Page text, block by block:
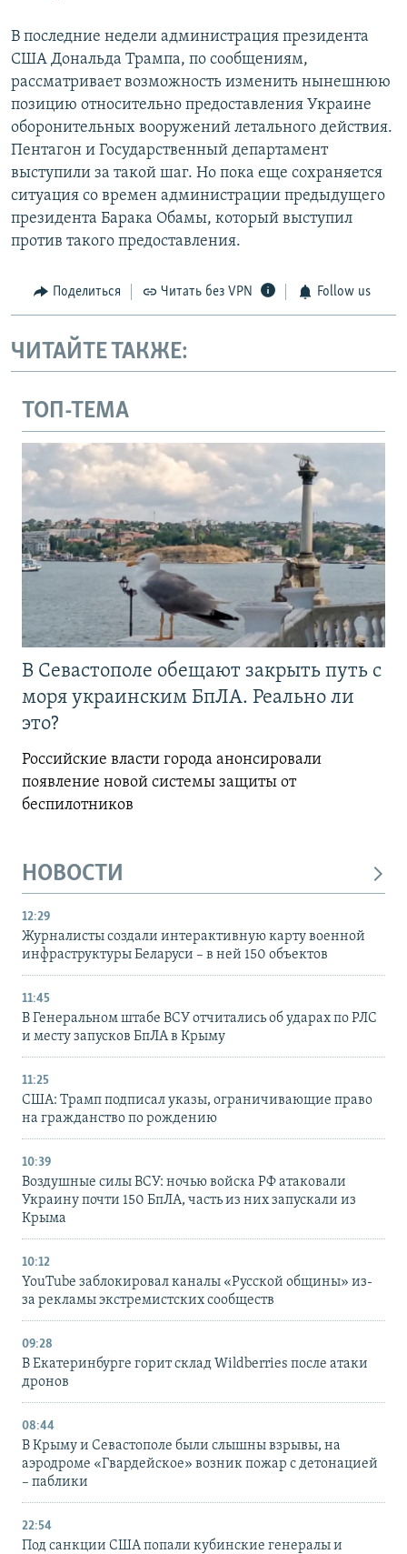
В последние недели администрация президента
США Дональда Трампа, по сообщениям,
рассматривает возможность изменить нынешнюю
позицию относительно предоставления Украине
оборонительных вооружений летального действия.
Пентагон и Государственный департамент
выступили за такой шаг. Но пока еще сохраняется
ситуация со времен администрации предыдущего
президента Барака Обамы, который выступил
против такого предоставления.
Поделиться Читать без VPN Follow us
ЧИТАЙТЕ ТАКЖЕ:
ТОП-ТЕМА
В Севастополе обещают закрыть путь с
моря украинским БпЛА. Реально ли
это?
Российские власти города анонсировали
появление новой системы защиты от
беспилотников
НОВОСТИ
12:29
Журналисты создали интерактивную карту военной
инфраструктуры Беларуси – в ней 150 объектов
11:45
В Генеральном штабе ВСУ отчитались об ударах по РЛС
и месту запусков БпЛА в Крыму
11:25
США: Трамп подписал указы, ограничивающие право
на гражданство по рождению
10:39
Воздушные силы ВСУ: ночью войска РФ атаковали
Украину почти 150 БпЛА, часть из них запускали из
Крыма
10:12
YouTube заблокировал каналы «Русской общины» из-
за рекламы экстремистских сообществ
09:28
В Екатеринбурге горит склад Wildberries после атаки
дронов
08:44
В Крыму и Севастополе были слышны взрывы, на
аэродроме «Гвардейское» возник пожар с детонацией
– паблики
22:54
Под санкции США попали кубинские генералы и